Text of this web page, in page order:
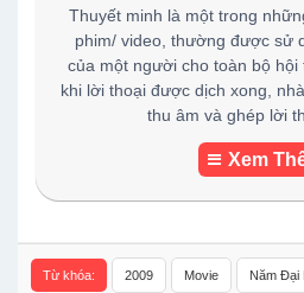
Thuyết minh là một trong
phim/ video, thường được sử
của một người cho toàn bộ hội
khi lời thoại được dịch xong,
thu âm và ghép lời
Xem
Từ khóa: 2009 Movie Năm Đại